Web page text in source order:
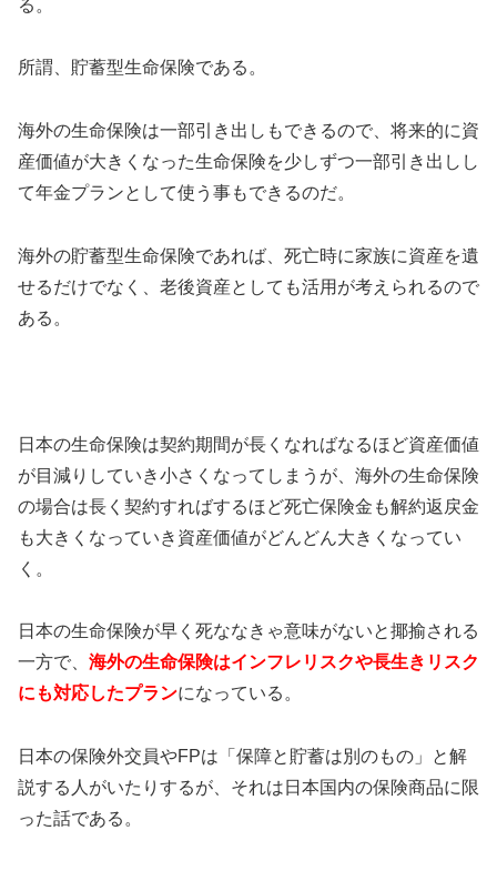
る。
所謂、貯蓄型生命保険である。
海外の生命保険は一部引き出しもできるので、将来的に資
産価値が大きくなった生命保険を少しずつ一部引き出しし
て年金プランとして使う事もできるのだ。
海外の貯蓄型生命保険であれば、死亡時に家族に資産を遺
せるだけでなく、老後資産としても活用が考えられるので
ある。
日本の生命保険は契約期間が長くなればなるほど資産価値
が目減りしていき小さくなってしまうが、海外の生命保険
の場合は長く契約すればするほど死亡保険金も解約返戻金
も大きくなっていき資産価値がどんどん大きくなってい
く。
日本の生命保険が早く死ななきゃ意味がないと揶揄される
一方で、 海外の生命保険はインフレリスクや長生きリスク
にも対応したプランになっている。
日本の保険外交員やFPは「保障と貯蓄は別のもの」と解
説する人がいたりするが、それは日本国内の保険商品に限
った話である。